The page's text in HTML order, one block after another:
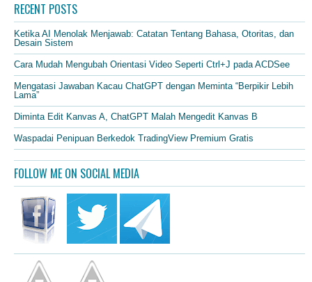
RECENT POSTS
Ketika AI Menolak Menjawab: Catatan Tentang Bahasa, Otoritas, dan
Desain Sistem
Cara Mudah Mengubah Orientasi Video Seperti Ctrl+J pada ACDSee
Mengatasi Jawaban Kacau ChatGPT dengan Meminta “Berpikir Lebih
Lama”
Diminta Edit Kanvas A, ChatGPT Malah Mengedit Kanvas B
Waspadai Penipuan Berkedok TradingView Premium Gratis
FOLLOW ME ON SOCIAL MEDIA